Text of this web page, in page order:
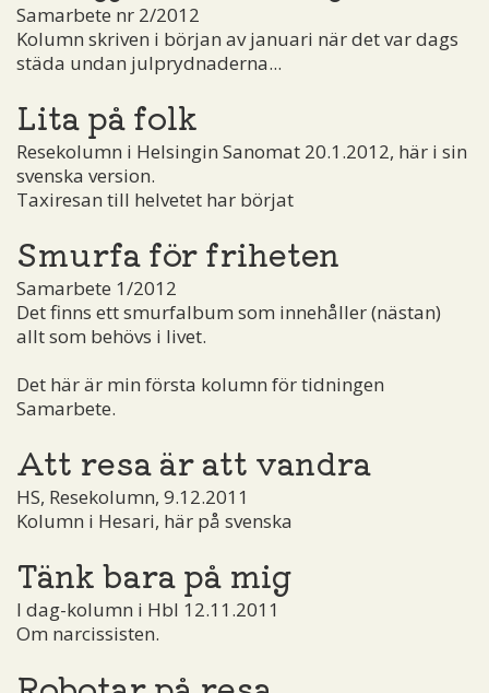
Samarbete nr 2/2012
Kolumn skriven i början av januari när det var dags
städa undan julprydnaderna...
Lita på folk
Resekolumn i Helsingin Sanomat 20.1.2012, här i sin
svenska version.
Taxiresan till helvetet har börjat
Smurfa för friheten
Samarbete 1/2012
Det finns ett smurfalbum som innehåller (nästan)
allt som behövs i livet.
Det här är min första kolumn för tidningen
Samarbete.
Att resa är att vandra
HS, Resekolumn, 9.12.2011
Kolumn i Hesari, här på svenska
Tänk bara på mig
I dag-kolumn i Hbl 12.11.2011
Om narcissisten.